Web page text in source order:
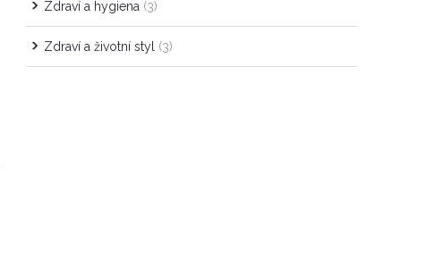
Zdraví a hygiena (3)
Zdraví a životní styl (3)